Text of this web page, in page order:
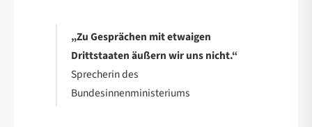
„Zu Gesprächen mit etwaigen
Drittstaaten äußern wir uns nicht.“
Sprecherin des
Bundesinnenministeriums